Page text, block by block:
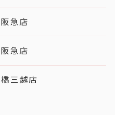
急店
急店
三越店